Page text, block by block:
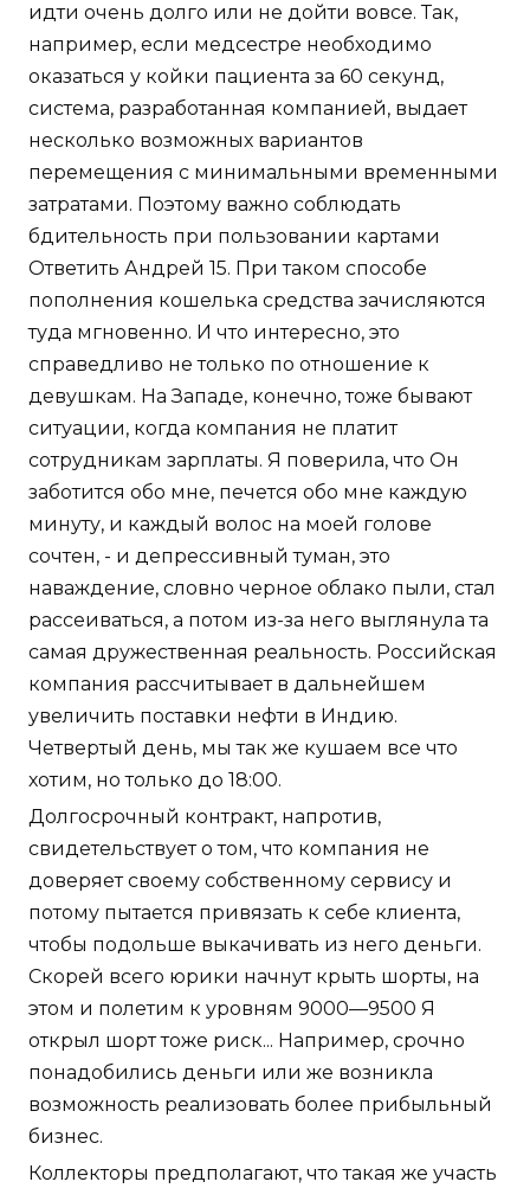
идти очень долго или не дойти вовсе. Так,
например, если медсестре необходимо
оказаться у койки пациента за 60 секунд,
система, разработанная компанией, выдает
несколько возможных вариантов
перемещения с минимальными временными
затратами. Поэтому важно соблюдать
бдительность при пользовании картами
Ответить Андрей 15. При таком способе
пополнения кошелька средства зачисляются
туда мгновенно. И что интересно, это
справедливо не только по отношение к
девушкам. На Западе, конечно, тоже бывают
ситуации, когда компания не платит
сотрудникам зарплаты. Я поверила, что Он
заботится обо мне, печется обо мне каждую
минуту, и каждый волос на моей голове
сочтен, - и депрессивный туман, это
наваждение, словно черное облако пыли, стал
рассеиваться, а потом из-за него выглянула та
самая дружественная реальность. Российская
компания рассчитывает в дальнейшем
увеличить поставки нефти в Индию.
Четвертый день, мы так же кушаем все что
хотим, но только до 18:00.
Долгосрочный контракт, напротив,
свидетельствует о том, что компания не
доверяет своему собственному сервису и
потому пытается привязать к себе клиента,
чтобы подольше выкачивать из него деньги.
Скорей всего юрики начнут крыть шорты, на
этом и полетим к уровням 9000—9500 Я
открыл шорт тоже риск... Например, срочно
понадобились деньги или же возникла
возможность реализовать более прибыльный
бизнес.
Коллекторы предполагают, что такая же участь